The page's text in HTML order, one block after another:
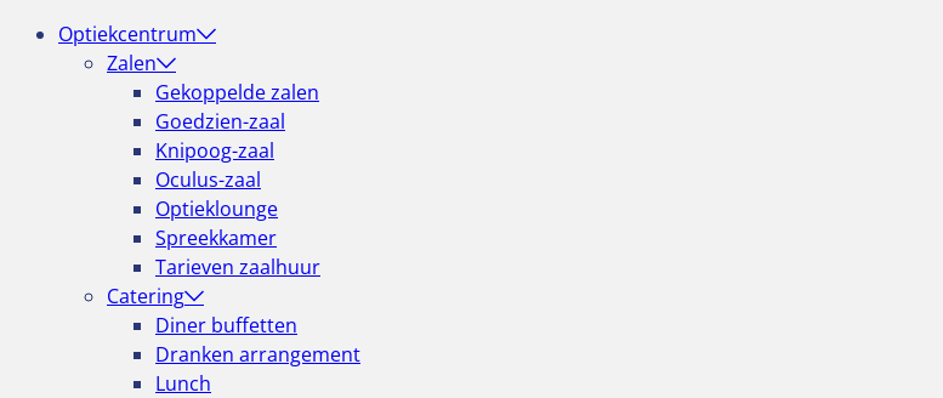
Optiekcentrum
Zalen
Gekoppelde zalen
Goedzien-zaal
Knipoog-zaal
Oculus-zaal
Optieklounge
Spreekkamer
Tarieven zaalhuur
Catering
Diner buffetten
Dranken arrangement
Lunch